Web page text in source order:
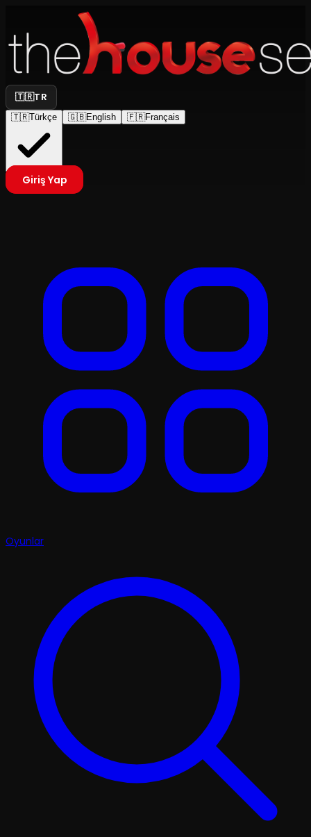
🇹🇷TR
🇹🇷Türkçe 🇬🇧English 🇫🇷Français
Giriş Yap
Oyunlar